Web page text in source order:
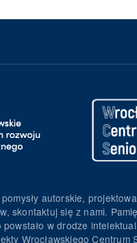
autorskie,
skontaktuj się z nami.
w drodze
Wrocławskiego